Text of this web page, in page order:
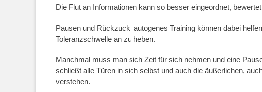
Die Flut an Informationen kann so besser eingeordnet,
Pausen und Rückzuck, autogenes Training können dabei
Toleranzschwelle an zu heben.
Manchmal muss man sich Zeit für sich nehmen und eine
schließt alle Türen in sich selbst und auch die äußerlichen,
verstehen.